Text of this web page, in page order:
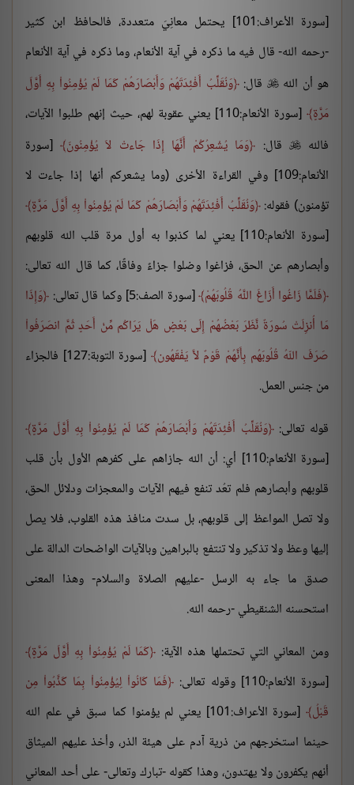
[سورة الأعراف:101] يحتمل معانِيَ متعددة، فالحافظ ابن كثير
-رحمه الله- قال فيه ما ذكره في آية الأنعام، وما ذكره في آية الأنعام
هو أن الله قال: وَنُقَلِّبُ أَفْئِدَتَهُمْ وَأَبْصَارَهُمْ كَمَا لَمْ يُؤْمِنُواْ بِهِ أَوَّلَ
مَرَّةٍ
[سورة الأنعام:110] يعني عقوبة لهم، حيث إنهم طلبوا الآيات،
فالله قال: وَمَا يُشْعِرُكُمْ أَنَّهَا إِذَا جَاءتْ لاَ يُؤْمِنُونَ [سورة
الأنعام:109] وفي القراءة الأخرى (وما يشعركم أنها إذا جاءت لا
تؤمنون) فقوله: وَنُقَلِّبُ أَفْئِدَتَهُمْ وَأَبْصَارَهُمْ كَمَا لَمْ يُؤْمِنُواْ بِهِ أَوَّلَ مَرَّةٍ
[سورة الأنعام:110] يعني لما كذبوا به أول مرة قلب الله قلوبهم
وأبصارهم عن الحق، فزاغوا وضلوا جزاءً وفاقًا، كما قال الله تعالى:
فَلَمَّا زَاغُوا أَزَاغَ اللَّهُ قُلُوبَهُمْ [سورة الصف:5] وكما قال تعالى:
وَإِذَا
مَا أُنزِلَتْ سُورَةٌ نَّظَرَ بَعْضُهُمْ إِلَى بَعْضٍ هَلْ يَرَاكُم مِّنْ أَحَدٍ ثُمَّ انصَرَفُواْ
صَرَفَ اللّهُ قُلُوبَهُم بِأَنَّهُمْ قَوْمٌ لاَّ يَفْقَهُون
[سورة التوبة:127] فالجزاء
من جنس العمل.
قوله تعالى: وَنُقَلِّبُ أَفْئِدَتَهُمْ وَأَبْصَارَهُمْ كَمَا لَمْ يُؤْمِنُواْ بِهِ أَوَّلَ مَرَّةٍ
[سورة الأنعام:110] أي: أن الله جازاهم على كفرهم الأول بأن قلب
قلوبهم وأبصارهم فلم تعُد تنفع فيهم الآيات والمعجزات ودلائل الحق،
ولا تصل المواعظ إلى قلوبهم، بل سدت منافذ هذه القلوب، فلا يصل
إليها وعظ ولا تذكير ولا تنتفع بالبراهين وبالآيات الواضحات الدالة على
صدق ما جاء به الرسل -عليهم الصلاة والسلام- وهذا المعنى
استحسنه الشنقيطي -رحمه الله.
ومن المعاني التي تحتملها هذه الآية:
كَمَا لَمْ يُؤْمِنُواْ بِهِ أَوَّلَ مَرَّةٍ
[سورة الأنعام:110] وقوله تعالى:
فَمَا كَانُواْ لِيُؤْمِنُواْ بِمَا كَذَّبُواْ مِن
قَبْلُ
[سورة الأعراف:101] يعني لم يؤمنوا كما سبق في علم الله
حينما استخرجهم من ذرية آدم على هيئة الذر، وأخذ عليهم الميثاق
أنهم يكفرون ولا يهتدون، وهذا كقوله -تبارك وتعالى- على أحد المعاني